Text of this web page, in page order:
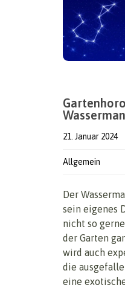
21. Januar 2024
Allgemein
Der
sein eigenes
nicht so
der Garten
wird auch
die
eine